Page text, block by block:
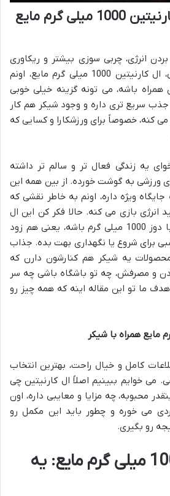
نقد و بررسی ال کارنیتین 1000 میلی گرم مایع
بردن انرژی، چربی سوزی بیشتر و ریکاوری
بهتر بعد از ورزش هستی، ال کارنیتین 1000 میلی گرم مایع، اونم
همراه باشه، می تونه گزینه خیلی خوبی
جذب سریع تری داره و وجود شیکر هم کار
کنه، خصوصاً برای ورزشکارا و کسایی که
یه زندگی فعال تر و سالم تر داشته
ورزشی به گوشت خورده. از بین همه این
ویژه داره، اونم به خاطر نقشی که
انرژی بازی می کنه. حالا فکر کن این ال
کارنیتین تو فرم مایع و با دوز 1000 میلی گرم باشه، یعنی هم زود
برای شروع یا نگهداری بهت بده. جذاب
یه شیکر هم کنارشون دارن که
و مصرفش، چه تو باشگاه باشی چه سر
ما تو این مقاله اینه که همه چیز رو
کامل و خیال راحت، بهترین انتخاب
می خوایم ببینیم اصلاً ال کارنیتین چی
محبوبه، چه مزایا و معایبی داره، اون
می خوره و چطور باید این مکمل رو
رو بگیری.
ال کارنیتین 1000 میلی گرم مایع: یه